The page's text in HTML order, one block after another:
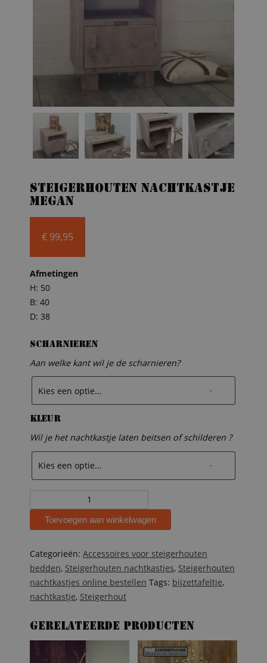
Steigerhouten nachtkastje
Megan
€ 99,95
Afmetingen
H: 50
B: 40
D: 38
Scharnieren
Aan welke kant wil je de scharnieren?
Kleur
Wil je het nachtkastje laten beitsen of schilderen ?
nachtkastje
MeganToevoegen aan winkelwagen
Categorieën: Accessoires voor steigerhouten
bedden, Steigerhouten nachtkastjes, Steigerhouten
nachtkastjes online bestellen Tags: bijzettafeltje,
nachtkastje, Steigerhout
Gerelateerde producten